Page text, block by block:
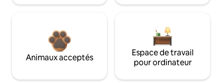
Animaux acceptés
Espace de travail
pour ordinateur